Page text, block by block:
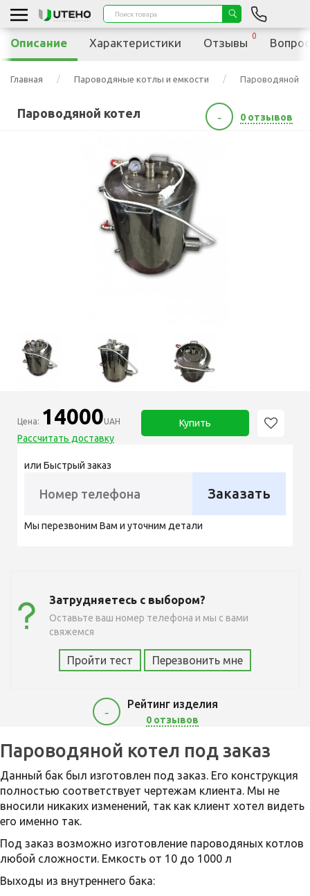
Главная Пароводяные котлы и емкости Пароводяной
Пароводяной котел - 0 отзывов
Цена: 14000UAH
Рассчитать доставку
Купить
или Быстрый заказ
Заказать
Мы перезвоним Вам и уточним детали
Затрудняетесь с выбором?
Оставьте ваш номер телефона и мы с вами
свяжемся
Пройти тест Перезвонить мне
-
Рейтинг изделия
0 отзывов
14000
Описание Характеристики Отзывы
0
Пароводяной котел под заказ
Данный бак был изготовлен под заказ. Его конструкция
полностью соответствует чертежам клиента. Мы не
вносили никаких изменений, так как клиент хотел видеть
его именно так.
Под заказ возможно изготовление пароводяных котлов
любой сложности. Емкость от 10 до 1000 л
Выходы из внутреннего бака: